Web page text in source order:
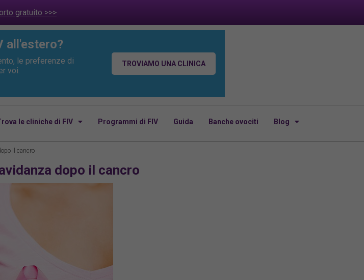
gratuito >>>
all'estero?
le preferenze di
voi.
TROVIAMO UNA CLINICA
le cliniche di FIV Programmi di FIV Guida Banche ovociti Blog
il cancro
dopo il cancro